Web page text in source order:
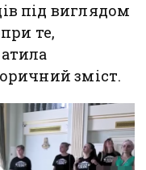
під виглядом
те,
зміст.